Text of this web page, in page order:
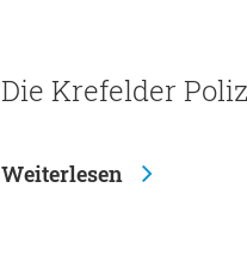
Die Krefelder
Weiterlesen